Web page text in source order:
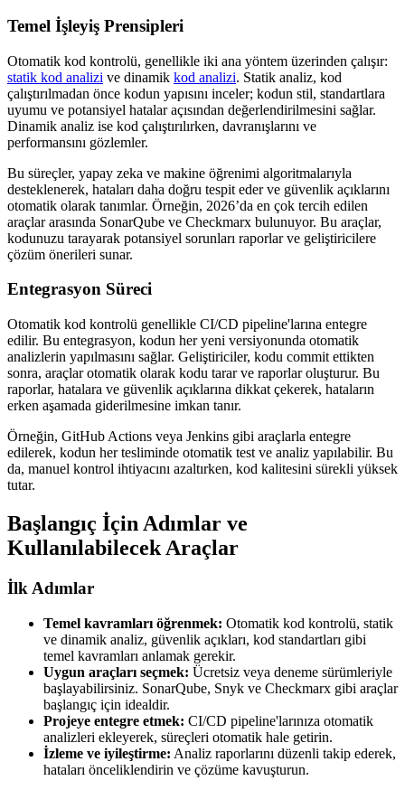
Temel İşleyiş Prensipleri
Otomatik kod kontrolü, genellikle iki ana yöntem üzerinden çalışır:
statik kod analizi ve dinamik kod analizi. Statik analiz, kod
çalıştırılmadan önce kodun yapısını inceler; kodun stil, standartlara
uyumu ve potansiyel hatalar açısından değerlendirilmesini sağlar.
Dinamik analiz ise kod çalıştırılırken, davranışlarını ve
performansını gözlemler.
Bu süreçler, yapay zeka ve makine öğrenimi algoritmalarıyla
desteklenerek, hataları daha doğru tespit eder ve güvenlik açıklarını
otomatik olarak tanımlar. Örneğin, 2026’da en çok tercih edilen
araçlar arasında SonarQube ve Checkmarx bulunuyor. Bu araçlar,
kodunuzu tarayarak potansiyel sorunları raporlar ve geliştiricilere
çözüm önerileri sunar.
Entegrasyon Süreci
Otomatik kod kontrolü genellikle CI/CD pipeline'larına entegre
edilir. Bu entegrasyon, kodun her yeni versiyonunda otomatik
analizlerin yapılmasını sağlar. Geliştiriciler, kodu commit ettikten
sonra, araçlar otomatik olarak kodu tarar ve raporlar oluşturur. Bu
raporlar, hatalara ve güvenlik açıklarına dikkat çekerek, hataların
erken aşamada giderilmesine imkan tanır.
Örneğin, GitHub Actions veya Jenkins gibi araçlarla entegre
edilerek, kodun her tesliminde otomatik test ve analiz yapılabilir. Bu
da, manuel kontrol ihtiyacını azaltırken, kod kalitesini sürekli yüksek
tutar.
Başlangıç İçin Adımlar ve
Kullanılabilecek Araçlar
İlk Adımlar
Temel kavramları öğrenmek: Otomatik kod kontrolü, statik
ve dinamik analiz, güvenlik açıkları, kod standartları gibi
temel kavramları anlamak gerekir.
Uygun araçları seçmek: Ücretsiz veya deneme sürümleriyle
başlayabilirsiniz. SonarQube, Snyk ve Checkmarx gibi araçlar
başlangıç için idealdir.
Projeye entegre etmek: CI/CD pipeline'larınıza otomatik
analizleri ekleyerek, süreçleri otomatik hale getirin.
İzleme ve iyileştirme: Analiz raporlarını düzenli takip ederek,
hataları önceliklendirin ve çözüme kavuşturun.